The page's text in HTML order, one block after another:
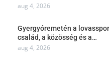
aug 4, 2026
Gyergyóremetén a
család, a közösség és a…
aug 4, 2026